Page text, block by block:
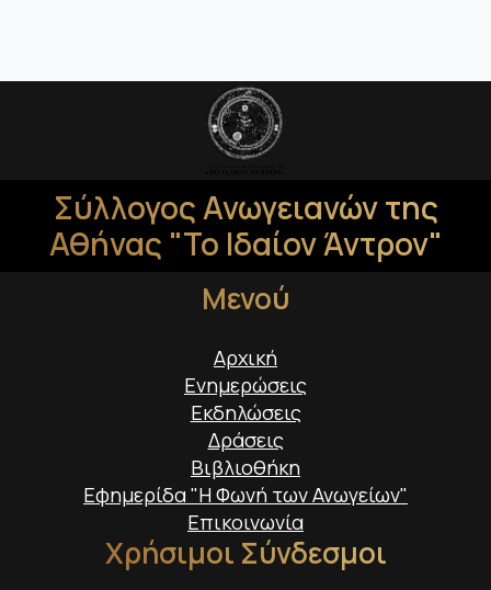
Σύλλογος Ανωγειανών της
Αθήνας "Το Ιδαίον Άντρον"
Μενού
Αρχική
Ενημερώσεις
Εκδηλώσεις
Δράσεις
Βιβλιοθήκη
Εφημερίδα "Η Φωνή των Ανωγείων"
Επικοινωνία
Χρήσιμοι Σύνδεσμοι